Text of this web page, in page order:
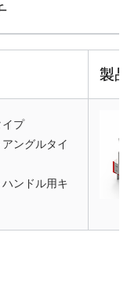
製品
イプ
アングルタイ
ハンドル用キ